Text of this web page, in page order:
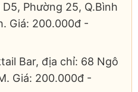
Phường 25, Q.Bình
Giá: 200.000đ -
Bar, địa chỉ: 68 Ngô
Giá: 200.000đ -